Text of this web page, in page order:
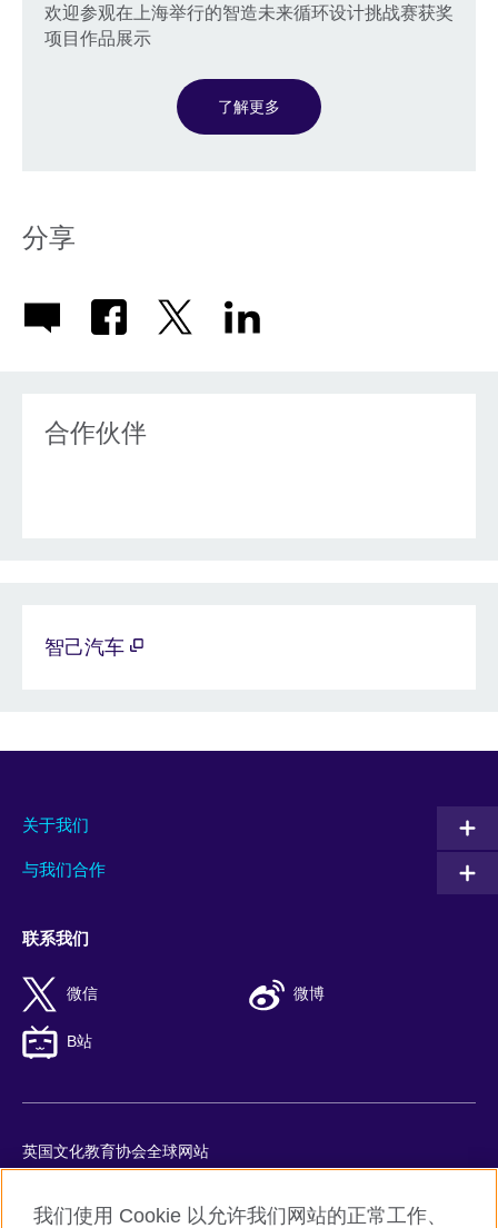
欢迎参观在上海举行的智造未来循环设计挑战赛获奖
项目作品展示
了解更多
分享
合作伙伴
智己汽车
关于我们
与我们合作
联系我们
微信 微博
B站
英国文化教育协会全球网站
Cookie
我们使用 Cookie 以允许我们网站的正常工作、